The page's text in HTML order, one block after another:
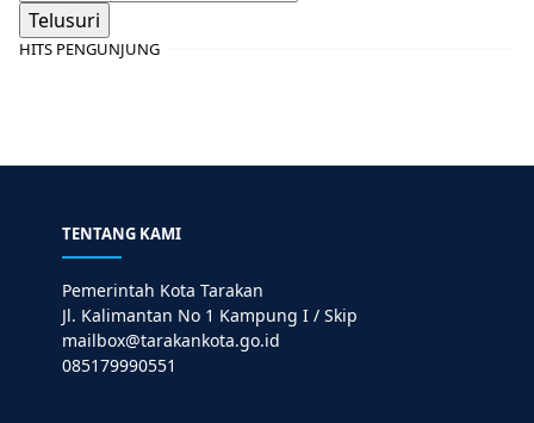
HITS PENGUNJUNG
TENTANG KAMI
Pemerintah Kota Tarakan
Jl. Kalimantan No 1 Kampung I / Skip
mailbox@tarakankota.go.id
085179990551